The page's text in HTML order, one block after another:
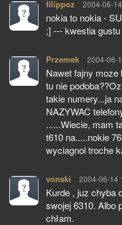
filippoz pisze:
2004-06-
nokia to nokia -
;] --- kwestia gustu
Przemek pisze:
2004-06-
Nawet fajny
tu nie
takie numery...ja
NAZYWAC
......Wiecie, mam
t610 na.....nokie
wyciagnol troche
vonski pisze:
2004-06-14
Kurde , juz chyba
swojej 6310. Albo
chłam.